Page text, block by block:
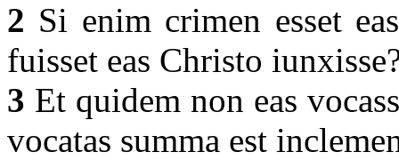
2 Si enim crimen esset
fuisset eas Christo
3 Et quidem non eas
vocatas summa est